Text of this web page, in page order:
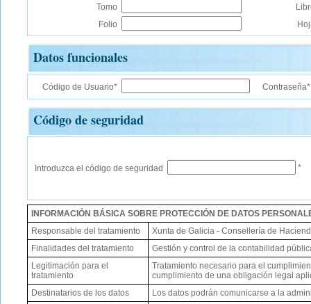
Tomo
Folio
Datos funcionales
Código de Usuario* Contraseña*
Código de seguridad
Introduzca el código de seguridad *
INFORMACIÓN BÁSICA SOBRE PROTECCIÓN DE DATOS
Responsable del tratamiento
Xunta de Galicia - Consellería de
Finalidades del tratamiento
Gestión y control de la contabilidad
Legitimación para el
tratamiento
Tratamiento necesario para el
cumplimiento de una obligación legal
Destinatarios de los datos
Los datos podrán comunicarse a la